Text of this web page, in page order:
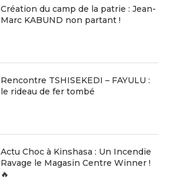
Création du camp de la patrie : Jean-
Marc KABUND non partant !
Rencontre TSHISEKEDI – FAYULU :
le rideau de fer tombé
Actu Choc à Kinshasa : Un Incendie
Ravage le Magasin Centre Winner !
🔥